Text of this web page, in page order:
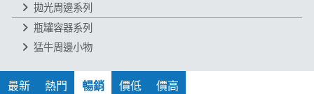
拋光周邊系列
瓶罐容器系列
猛牛周邊小物
最新 熱門 暢銷 價低 價高